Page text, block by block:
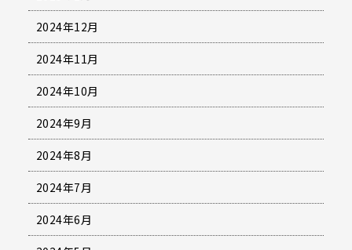
2024年12月
2024年11月
2024年10月
2024年9月
2024年8月
2024年7月
2024年6月